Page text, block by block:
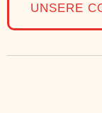
UNSERE